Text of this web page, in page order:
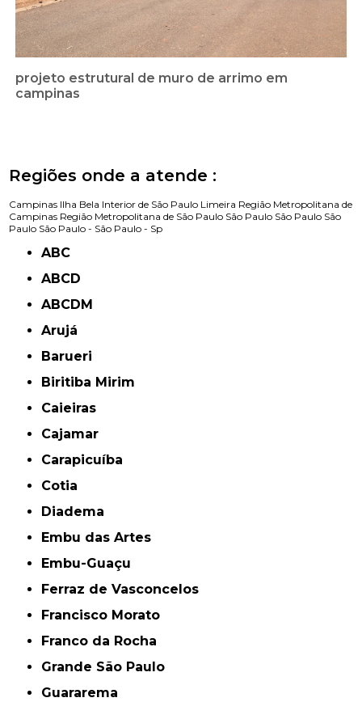
projeto estrutural de muro de arrimo em
campinas
Regiões onde a atende :
Campinas Ilha Bela Interior de São Paulo Limeira Região Metropolitana de
Campinas Região Metropolitana de São Paulo São Paulo São Paulo São
Paulo São Paulo - São Paulo - Sp
ABC
ABCD
ABCDM
Arujá
Barueri
Biritiba Mirim
Caieiras
Cajamar
Carapicuíba
Cotia
Diadema
Embu das Artes
Embu-Guaçu
Ferraz de Vasconcelos
Francisco Morato
Franco da Rocha
Grande São Paulo
Guararema